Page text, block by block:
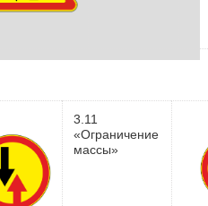
3.11
«Ограничение
массы»